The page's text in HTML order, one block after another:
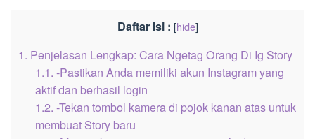
Daftar Isi : [hide]
1. Penjelasan Lengkap: Cara Ngetag Orang Di Ig Story
1.1. -Pastikan Anda memiliki akun Instagram yang
aktif dan berhasil login
1.2. -Tekan tombol kamera di pojok kanan atas untuk
membuat Story baru